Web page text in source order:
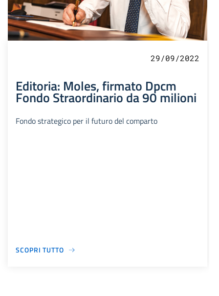
29/09/2022
Editoria: Moles, firmato Dpcm
Fondo Straordinario da 90 milioni
Fondo strategico per il futuro del comparto
SCOPRI TUTTO